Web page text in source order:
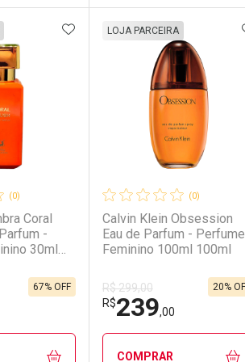
FECHAR
Desconto
FECHAR
Desconto
Laboratório
Ativar Desconto
Comprar sem Desconto
Por Menos
Comprar sem Desconto
(0)
Coral
-
30ml
67% OFF
ADICIONAR AOS
(0)
Calvin Klein Obsession
Eau de Parfum - Perfume
Feminino 100ml 100ml
LOJA PARCEIRA
R$ 299,00
R$239,00
20%
COMPRAR